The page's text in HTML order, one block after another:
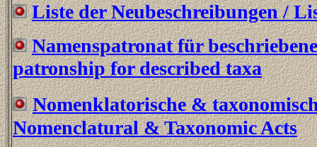
Liste der Neubeschreibungen /
Namenspatronat für
patronship for described taxa
Nomenklatorische &
Nomenclatural & Taxonomic Acts